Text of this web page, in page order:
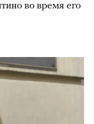
во время его